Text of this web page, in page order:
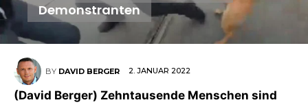
Demonstranten
BY DAVID BERGER 2. JANUAR 2022
(David Berger) Zehntausende Menschen sind